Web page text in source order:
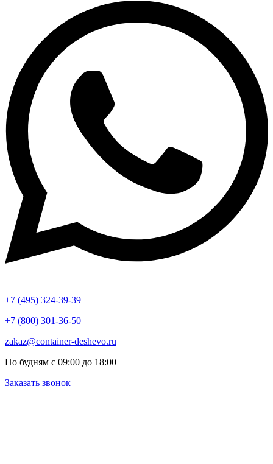
+7 (495) 324-39-39
+7 (800) 301-36-50
zakaz@container-deshevo.ru
По будням с 09:00 до 18:00
Заказать звонок